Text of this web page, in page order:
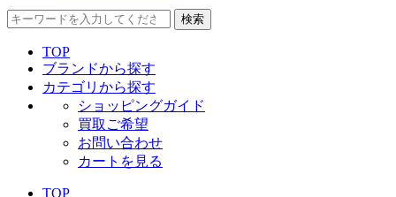
検索
TOP
ブランドから探す
カテゴリから探す
ショッピングガイド
買取ご希望
お問い合わせ
カートを見る
TOP